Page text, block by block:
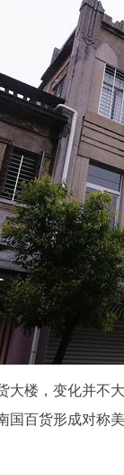
大楼，变化并不
国百货形成对称